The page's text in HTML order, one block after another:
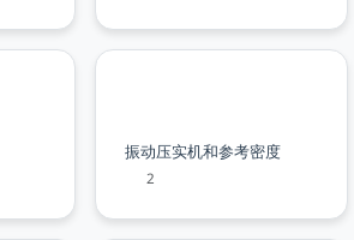
振动压实机和参考密度
2